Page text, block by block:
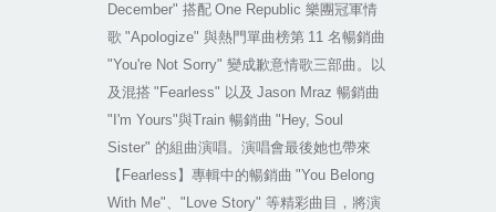
December" 搭配 One Republic 樂團冠軍情
歌 "Apologize" 與熱門單曲榜第 11 名暢銷曲
"You're Not Sorry" 變成歉意情歌三部曲。以
及混搭 "Fearless" 以及 Jason Mraz 暢銷曲
"I'm Yours"與Train 暢銷曲 "Hey, Soul
Sister" 的組曲演唱。演唱會最後她也帶來
【 Fearless 】專輯中的暢銷曲 "You Belong
With Me"、 "Love Story" 等精彩曲目，將演